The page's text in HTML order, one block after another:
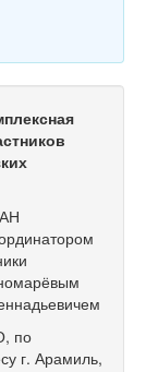
по
г. Арамиль,